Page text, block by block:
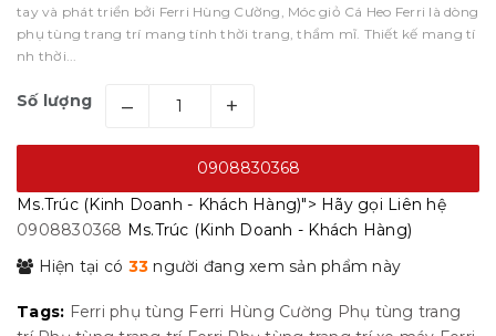
tay và phát triển bởi Ferri Hùng Cường, Móc giỏ Cá Heo Ferri là dòng
phụ tùng trang trí mang tính thời trang, thẩm mĩ. Thiết kế mang tí
nh thời...
Số lượng – +
0908830368
Ms.Trúc (Kinh Doanh - Khách Hàng)"> Hãy gọi Liên hệ
0908830368 Ms.Trúc (Kinh Doanh - Khách Hàng)
Hiện tại có 33 người đang xem sản phẩm này
Tags: Ferri phụ tùng Ferri Hùng Cường Phụ tùng trang